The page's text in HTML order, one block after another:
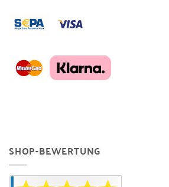
SHOP-BEWERTUNG